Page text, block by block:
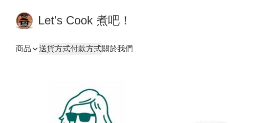
Let's Cook 煮吧！
商品 送貨方式付款方式關於我們